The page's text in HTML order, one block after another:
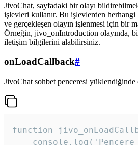
JivoChat, sayfadaki bir olayı
işlevleri kullanır. Bu işlevlerden herhangi
ve gerçekleşen olayın işlenmesi için bir
Örneğin, jivo_onIntroduction olayında,
iletişim bilgilerini alabilirsiniz.
onLoadCallback#
JivoChat sohbet penceresi yüklendiğinde
function
console.log('Pencere